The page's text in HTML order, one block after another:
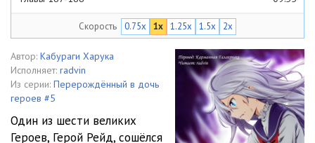
Главы 189-190
Главы 191-192 15:11
Главы 193-194 11:54
11:04
Главы 197-198 11:22
Скорость 0.75x 1x 1.25x 1.5x 2x
Автор: Кабураги Харука
Исполняет: radvin
Из серии: Перерождённый в дочь
героев #5
Один из шести великих
Героев, Герой Рейд, сошёлся